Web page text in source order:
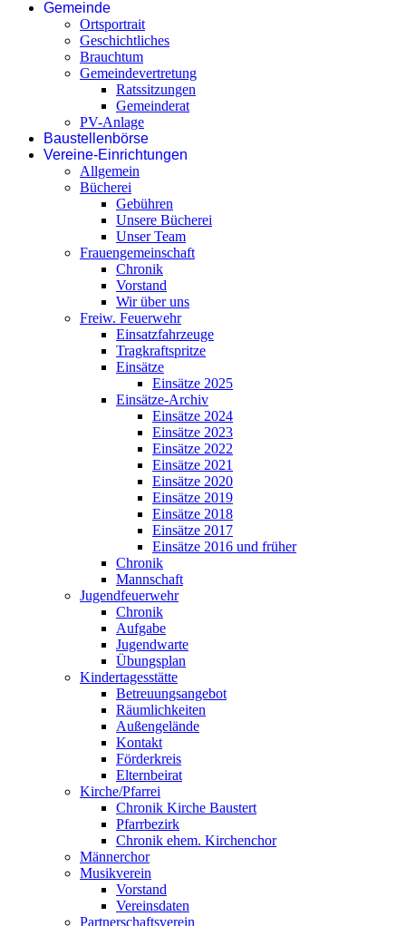
Gemeinde
Ortsportrait
Geschichtliches
Brauchtum
Gemeindevertretung
Ratssitzungen
Gemeinderat
PV-Anlage
Baustellenbörse
Vereine-Einrichtungen
Allgemein
Bücherei
Gebühren
Unsere Bücherei
Unser Team
Frauengemeinschaft
Chronik
Vorstand
Wir über uns
Freiw. Feuerwehr
Einsatzfahrzeuge
Tragkraftspritze
Einsätze
Einsätze 2025
Einsätze-Archiv
Einsätze 2024
Einsätze 2023
Einsätze 2022
Einsätze 2021
Einsätze 2020
Einsätze 2019
Einsätze 2018
Einsätze 2017
Einsätze 2016 und früher
Chronik
Mannschaft
Jugendfeuerwehr
Chronik
Aufgabe
Jugendwarte
Übungsplan
Kindertagesstätte
Betreuungsangebot
Räumlichkeiten
Außengelände
Kontakt
Förderkreis
Elternbeirat
Kirche/Pfarrei
Chronik Kirche Baustert
Pfarrbezirk
Chronik ehem. Kirchenchor
Männerchor
Musikverein
Vorstand
Vereinsdaten
Partnerschaftsverein